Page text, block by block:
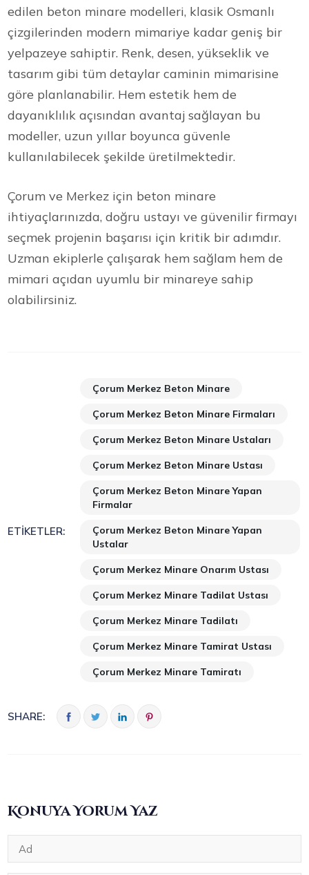
edilen beton minare modelleri, klasik Osmanlı
çizgilerinden modern mimariye kadar geniş bir
yelpazeye sahiptir. Renk, desen, yükseklik ve
tasarım gibi tüm detaylar caminin mimarisine
göre planlanabilir. Hem estetik hem de
dayanıklılık açısından avantaj sağlayan bu
modeller, uzun yıllar boyunca güvenle
kullanılabilecek şekilde üretilmektedir.
Çorum ve Merkez için beton minare
ihtiyaçlarınızda, doğru ustayı ve güvenilir firmayı
seçmek projenin başarısı için kritik bir adımdır.
Uzman ekiplerle çalışarak hem sağlam hem de
mimari açıdan uyumlu bir minareye sahip
olabilirsiniz.
ETIKETLER:
Çorum Merkez Beton Minare
Çorum Merkez Beton Minare Firmaları
Çorum Merkez Beton Minare Ustaları
Çorum Merkez Beton Minare Ustası
Çorum Merkez Beton Minare Yapan
Firmalar
Çorum Merkez Beton Minare Yapan
Ustalar
Çorum Merkez Minare Onarım Ustası
Çorum Merkez Minare Tadilat Ustası
Çorum Merkez Minare Tadilatı
Çorum Merkez Minare Tamirat Ustası
Çorum Merkez Minare Tamiratı
SHARE:
Konuya Yorum Yaz